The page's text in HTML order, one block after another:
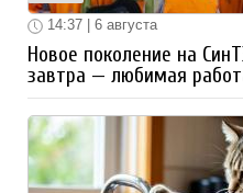
14:37 | 6 августа
Новое поколение на
завтра — любимая